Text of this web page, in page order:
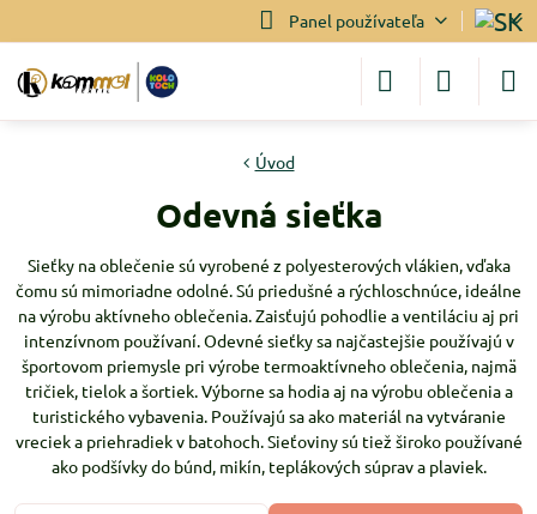
Panel používateľa
Úvod
Odevná sieťka
Sieťky na oblečenie sú vyrobené z polyesterových vlákien, vďaka
čomu sú mimoriadne odolné. Sú priedušné a rýchloschnúce, ideálne
na výrobu aktívneho oblečenia. Zaisťujú pohodlie a ventiláciu aj pri
intenzívnom používaní. Odevné sieťky sa najčastejšie používajú v
športovom priemysle pri výrobe termoaktívneho oblečenia, najmä
tričiek, tielok a šortiek. Výborne sa hodia aj na výrobu oblečenia a
turistického vybavenia. Používajú sa ako materiál na vytváranie
vreciek a priehradiek v batohoch. Sieťoviny sú tiež široko používané
ako podšívky do búnd, mikín, teplákových súprav a plaviek.